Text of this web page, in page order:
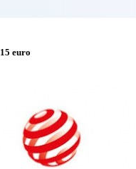
15 euro